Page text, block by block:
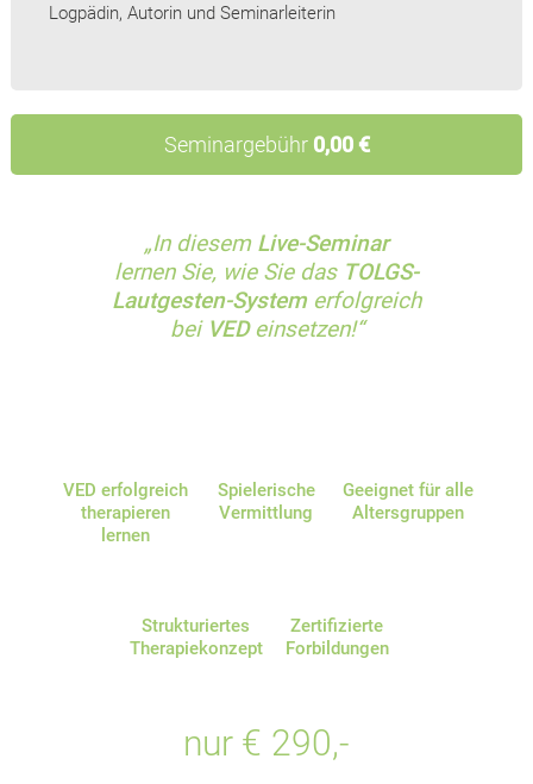
Logpädin, Autorin und Seminarleiterin
Seminargebühr 0,00 €
„In diesem Live-Seminar
lernen Sie, wie Sie das TOLGS-
Lautgesten-System erfolgreich
bei VEDeinsetzen!“
VED erfolgreich
therapieren
lernen
Spielerische
Vermittlung
Geeignet für alle
Altersgruppen
Strukturiertes
Therapiekonzept
Zertifizierte
Forbildungen
nur € 290,-